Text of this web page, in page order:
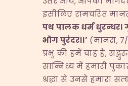
इसीलिए रामचरित
पथपालकधर्म धुरन्धर।
भोगपुरंदर।।’ (मानस,
प्रभु की हमें चाह है,
सान्निध्य में हमारी
श्रद्धा से उनसे हमारा